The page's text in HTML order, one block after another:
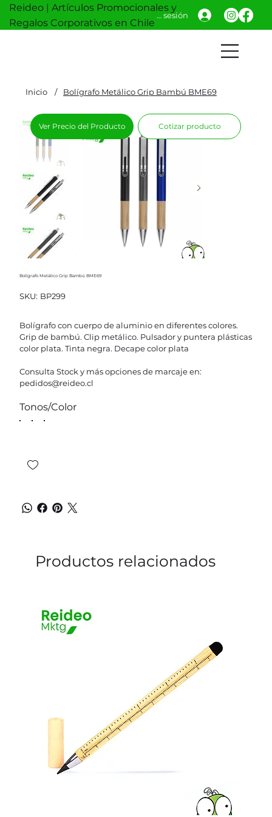
Reideo | Artículos Promocionales y
Regalos Corporativos en Chile
Iniciar sesión
Inicio / Bolígrafo Metálico Grip Bambú BME69
Bolígrafo Metálico Grip Bambú BME69
SKU: SKU
BP299
BP299
Bolígrafo con cuerpo de aluminio en diferentes colores.
Grip de bambú. Clip metálico. Pulsador y puntera plásticas
color plata. Tinta negra. Decape color plata
Consulta Stock y más opciones de marcaje en:
pedidos@reideo.cl
Tonos/Color
Ver Precio del Producto Cotizar producto
Productos relacionados